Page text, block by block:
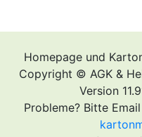
Homepage und
Copyright © AGK &
Version
Probleme? Bitte